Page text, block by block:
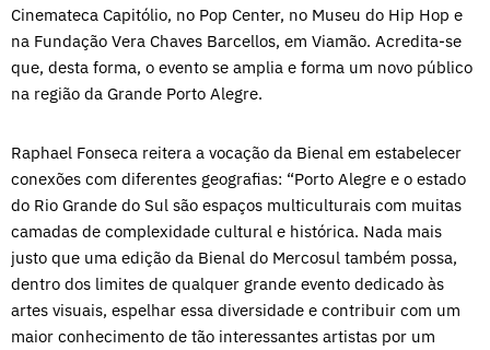
Cinemateca Capitólio, no Pop Center, no Museu do Hip Hop e
na Fundação Vera Chaves Barcellos, em Viamão. Acredita-se
que, desta forma, o evento se amplia e forma um novo público
na região da Grande Porto Alegre.
Raphael Fonseca reitera a vocação da Bienal em estabelecer
conexões com diferentes geografias: “Porto Alegre e o estado
do Rio Grande do Sul são espaços multiculturais com muitas
camadas de complexidade cultural e histórica. Nada mais
justo que uma edição da Bienal do Mercosul também possa,
dentro dos limites de qualquer grande evento dedicado às
artes visuais, espelhar essa diversidade e contribuir com um
maior conhecimento de tão interessantes artistas por um